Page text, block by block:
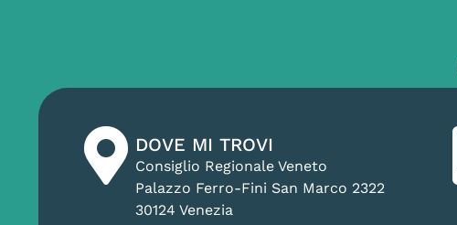
DOVE MI TROVI
Consiglio Regionale Veneto
Palazzo Ferro-Fini San Marco 2322
30124 Venezia